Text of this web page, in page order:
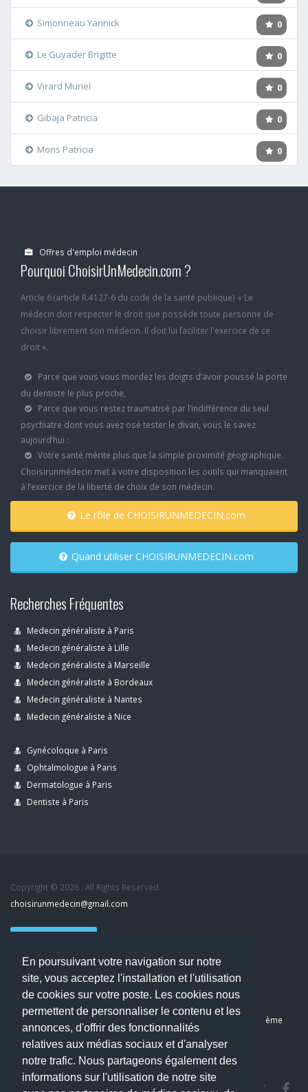
En poursuivant votre navigation sur notre
site, vous acceptez l'installation et l'utilisation
de cookies sur votre poste. Les cookies nous
permettent de personnaliser le contenu et les
annonces, d'offrir des fonctionnalités
relatives aux médias sociaux et d'analyser
notre trafic. Nous partageons également des
informations sur l'utilisation de notre site
0
Simonneau Yannick
0
Le Guyader Brigitte
0
Virard Muriel
0
Gibaja Patricia
0
Mons Patricia
Offres d'emploi médecin
Pourquoi ChoisirUnMedecin.com ?
Article 6 (article R.4127-6 du code de la santé publique) « Le
médecin doit respecter le droit que possède toute personne de
choisir librement son médecin. Il doit lui faciliter l'exercice de ce
droit ».
Parce que vous vous mordez les doigts d’avoir poussé la porte
du dentiste le plus proche,
Parce que vous restez traumatisé par l’indifférence du seul
psychiatre dont vous avez osé tester le divan, vous le savez
aujourd’hui :
Votre santé mérite plus que la simple proximité géographique.
Choisirunmédecin met à votre disposition les outils qui manquaient
à l’exercice de la liberté de choix de son médecin.
Le rôle de CHOISIRUNMEDECIN.com
Quand utiliser CHOISIRUNMEDECIN.com
Recherches Fréquentes
Medecin généraliste à Paris
Medecin généraliste à Lille
Medecin généraliste à Marseille
Medecin généraliste à Bordeaux
Medecin généraliste à Nantes
Medecin généraliste à Nice
Gynécoloque à Paris
Ophtalmologue à Paris
Dermatologue à Paris
Dentiste à Paris
Copyright © 2026 . All Rights Reserved.
choisirunmedecin@gmail.com
Nous contacter
Dernier avis : Kassab Mourad, Chirurgien orthopédiste à Paris 11ème
Mentions légales